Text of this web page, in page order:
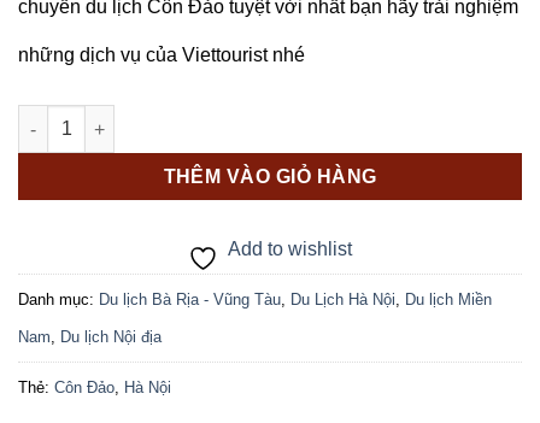
chuyến du lịch Côn Đảo tuyệt vời nhất bạn hãy trải nghiệm
những dịch vụ của Viettourist nhé
CÔN ĐẢO - THIÊN ĐƯỜNG NGHỈ DƯỠNG (4N) số lượng
THÊM VÀO GIỎ HÀNG
Add to wishlist
Danh mục: Du lịch Bà Rịa - Vũng Tàu, Du Lịch Hà Nội, Du lịch Miền
Nam, Du lịch Nội địa
Thẻ: Côn Đảo, Hà Nội